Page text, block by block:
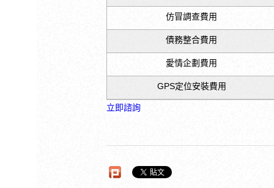
仿冒調查費用
債務整合費用
愛情企劃費用
GPS定位安裝費用
立即諮詢
的兩人忘記帶套就發
生關係，沒想到結果
是這樣